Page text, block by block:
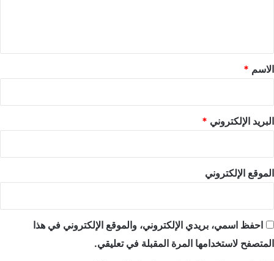
*
الاسم *
البريد الإلكتروني *
الموقع الإلكتروني
احفظ اسمي، بريدي الإلكتروني، والموقع الإلكتروني في هذا
المتصفح لاستخدامها المرة المقبلة في تعليقي.